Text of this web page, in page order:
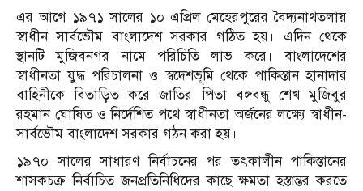
এর আগে ১৯৭১ সালের ১০ এপ্রিল মেহেরপুরের বৈদ্যনাথতলায়
স্বাধীন সার্বভৌম বাংলাদেশ সরকার গঠিত হয়। এদিন থেকে
স্থানটি মুজিবনগর নামে পরিচিতি লাভ করে। বাংলাদেশের
স্বাধীনতা যুদ্ধ পরিচালনা ও স্বদেশভূমি থেকে পাকিস্তান হানাদার
বাহিনীকে বিতাড়িত করে জাতির পিতা বঙ্গবন্ধু শেখ মুজিবুর
রহমান ঘোষিত ও নির্দেশিত পথে স্বাধীনতা অর্জনের লক্ষ্যে স্বাধীন-
সার্বভৌম বাংলাদেশ সরকার গঠন করা হয়।
১৯৭০ সালের সাধারণ নির্বাচনের পর তৎকালীন পাকিস্তানের
শাসকচক্র নির্বাচিত জনপ্রতিনিধিদের কাছে ক্ষমতা হস্তান্তর করতে